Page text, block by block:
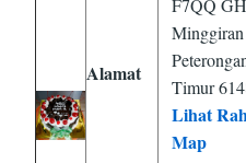
Alamat
F7QQ
Minggiran
Timur
Lihat
Map